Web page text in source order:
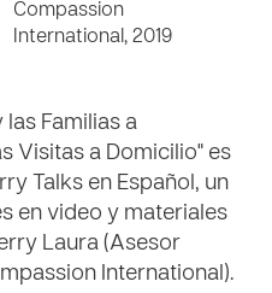
Compassion
International, 2019
las Familias a
Visitas a Domicilio" es
Talks en Español, un
en video y materiales
Laura (Asesor
International).